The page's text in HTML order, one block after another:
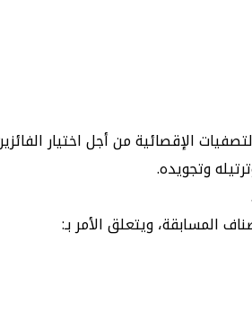
الأفارقة في توغو، يوم السبت 11 ماي 2024، بالعاصمة لومي،
وتجويده.
المسابقة، ويتعلق الأمر بـ: